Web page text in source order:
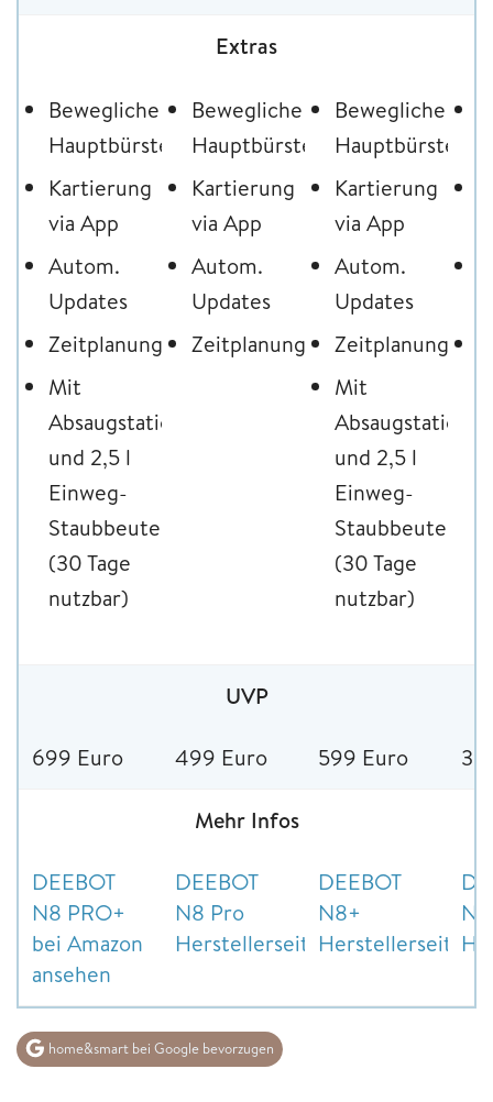
Extras
Bewegliche
Hauptbürste
Kartierung
via App
Autom.
Updates
Zeitplanung
Mit
Absaugstatio
und 2,5 l
Einweg-
Staubbeutel
(30 Tage
nutzbar)
Bewegliche
Hauptbürste
Kartierung
via App
Autom.
Updates
Zeitplanung
Bewegliche
Hauptbürste
Kartierung
via App
Autom.
Updates
Zeitplanung
Mit
Absaugstation
und 2,5 l
Einweg-
Staubbeutel
(30 Tage
nutzbar)
UVP
699 Euro 499 Euro 599 Euro
Mehr Infos
DEEBOT
N8 PRO+
bei Amazon
ansehen
DEEBOT
N8 Pro
Herstellerseite
DEEBOT
N8+
Herstellerseite
N8
home&smart bei Google bevorzugen